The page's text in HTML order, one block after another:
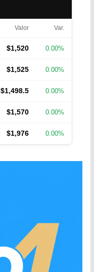
Valor Var.
$1,520 0.00%
$1,525 0.00%
$1,498.5 0.00%
$1,570 0.00%
$1,976 0.00%